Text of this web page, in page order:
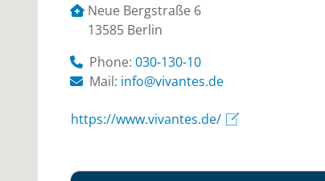
Neue Bergstraße 6
13585 Berlin
Phone: 030-130-10
Mail: ed.setnaviv@ofni
https://www.vivantes.de/